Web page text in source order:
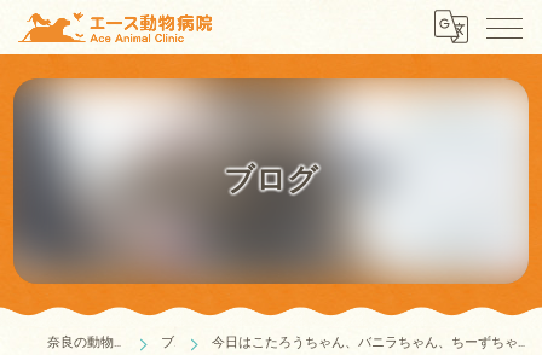
ブログ
奈良の動物病院はエース動物病院 ブログ 今日はこたろうちゃん、バニラちゃん、ちーずちゃん、クッキーちゃん、ブランちゃんのトリミングの紹介です【奈良のエース動物病院】